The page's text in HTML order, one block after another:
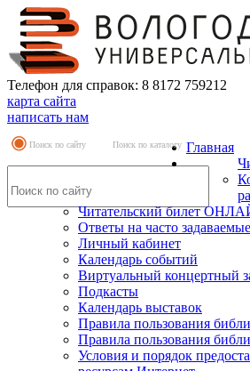
Телефон для справок: 8 8172 759212
карта сайта
написать нам
Поиск по сайту Поиск по каталогу Главная
Читательский билет
Ответы на часто
Личный кабинет
Календарь событий
Виртуальный концертный
Подкасты
Календарь выставок
Правила пользования
Правила пользования
Условия и порядок